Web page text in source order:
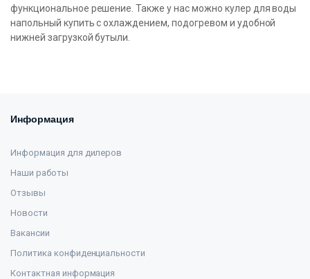
функциональное решение. Также у нас можно кулер для воды
напольный купить с охлаждением, подогревом и удобной
нижней загрузкой бутыли.
Информация
Информация для дилеров
Наши работы
Отзывы
Новости
Вакансии
Политика конфиденциальности
Контактная информация